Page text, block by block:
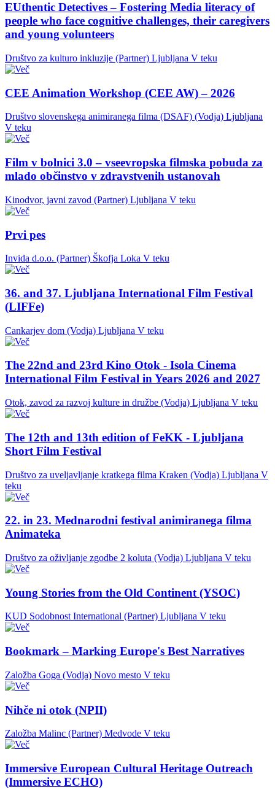
EUthentic Detectives – Fostering Media literacy of
people who face cognitive challenges, their caregivers
and young volunteers
Društvo za kulturo inkluzije (Partner) Ljubljana V teku
CEE Animation Workshop (CEE AW) – 2026
Društvo slovenskega animiranega filma (DSAF) (Vodja) Ljubljana
V teku
Film v bolnici 3.0 – vseevropska filmska pobuda za
mlado občinstvo v zdravstvenih ustanovah
Kinodvor, javni zavod (Partner) Ljubljana V teku
Prvi pes
Invida d.o.o. (Partner) Škofja Loka V teku
36. and 37. Ljubljana International Film Festival
(LIFFe)
Cankarjev dom (Vodja) Ljubljana V teku
The 22nd and 23rd Kino Otok - Isola Cinema
International Film Festival in Years 2026 and 2027
Otok, zavod za razvoj kulture in družbe (Vodja) Ljubljana V teku
The 12th and 13th edition of FeKK - Ljubljana
Short Film Festival
Društvo za uveljavljanje kratkega filma Kraken (Vodja) Ljubljana V
teku
22. in 23. Mednarodni festival animiranega filma
Animateka
Društvo za oživljanje zgodbe 2 koluta (Vodja) Ljubljana V teku
Young Stories from the Old Continent (YSOC)
KUD Sodobnost International (Partner) Ljubljana V teku
Bookmark – Marking Europe's Best Narratives
Založba Goga (Vodja) Novo mesto V teku
Nihče ni otok (NPII)
Založba Malinc (Partner) Medvode V teku
Immersive European Cultural Heritage Outreach
(Immersive ECHO)